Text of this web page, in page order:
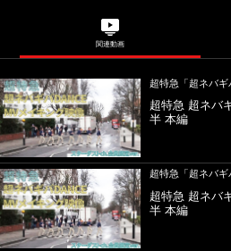
関連動画
超特急「超ネバ
超特急 超ネバ
半 本編
超特急「超ネバ
超特急 超ネバ
半 本編